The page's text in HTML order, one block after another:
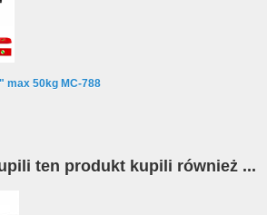
max 50kg MC-788
ten produkt kupili również ...